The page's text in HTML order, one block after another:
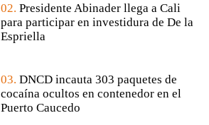
02. Presidente Abinader llega a Cali
para participar en investidura de De la
Espriella
03. DNCD incauta 303 paquetes de
cocaína ocultos en contenedor en el
Puerto Caucedo